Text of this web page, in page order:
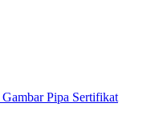
Gambar Pipa Sertifikat